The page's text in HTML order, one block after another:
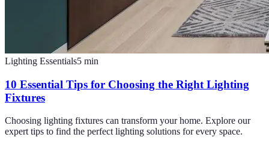
Lighting Essentials5 min
10 Essential Tips for Choosing the Right Lighting
Fixtures
Choosing lighting fixtures can transform your home. Explore our
expert tips to find the perfect lighting solutions for every space.